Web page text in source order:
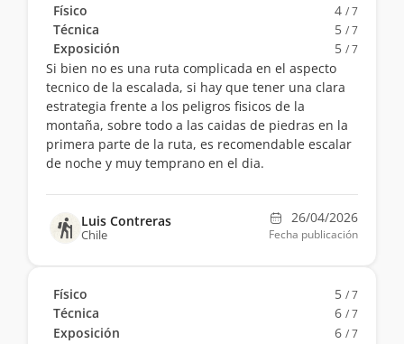
Físico 4 / 7
Técnica 5 / 7
Exposición 5 / 7
Si bien no es una ruta complicada en el aspecto
tecnico de la escalada, si hay que tener una clara
estrategia frente a los peligros fisicos de la
montaña, sobre todo a las caidas de piedras en la
primera parte de la ruta, es recomendable escalar
de noche y muy temprano en el dia.
Luis Contreras
Chile
26/04/2026
Fecha publicación
Físico 5 / 7
Técnica 6 / 7
Exposición 6 / 7